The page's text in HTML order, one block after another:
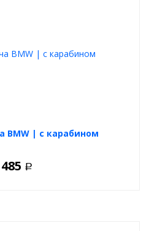
BMW | с карабином
Р